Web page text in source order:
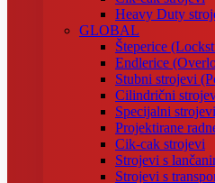
Heavy Duty
GLOBAL
Šteperice
Endlerice
Stubni strojevi
Cilindrični
Specijalni strojevi
Projektirane
Cik-cak strojevi
Strojevi s
Strojevi s